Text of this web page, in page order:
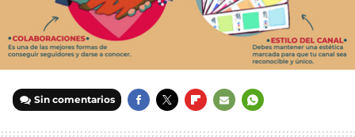
Sin comentarios